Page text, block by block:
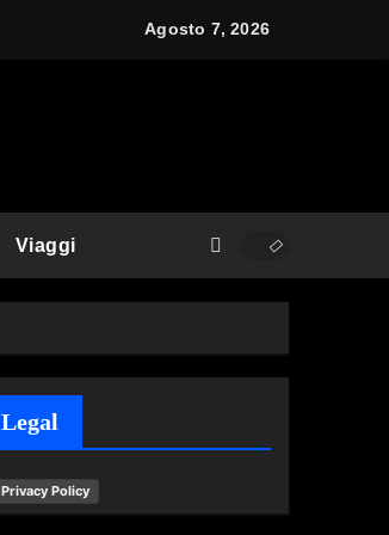
Agosto 7, 2026
Viaggi
Legal
Privacy Policy